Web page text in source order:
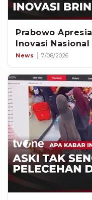
Prabowo
Inovasi
News 7/08/2026